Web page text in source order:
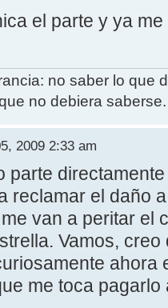
el parte y ya
no saber lo que
no debiera saberse.
2009 2:33 am
parte
reclamar el daño
van a peritar el
Vamos,
ahora
me toca pagarlo